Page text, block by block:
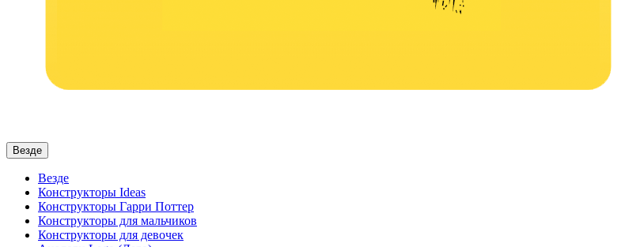
Везде
Везде
Конструкторы Ideas
Конструкторы Гарри Поттер
Конструкторы для мальчиков
Конструкторы для девочек